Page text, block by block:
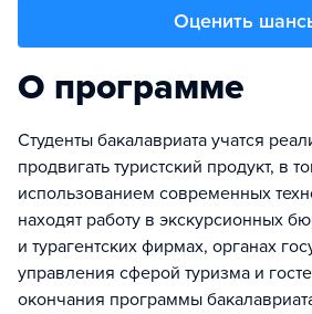
Оценить
О программе
Студенты бакалавриата учатся
продвигать туристский продукт, в
использованием современных
находят работу в экскурсионных
и турагентских фирмах, органах
управления сферой туризма и
окончания программы